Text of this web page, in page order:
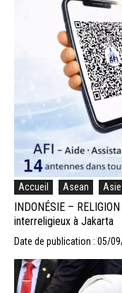
Accueil Asean Asie
INDONÉSIE –
interreligieux à Jakarta
Date de publication : 05/